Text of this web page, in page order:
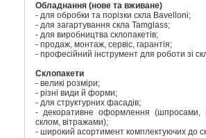
Обладнання (нове та вживане)
- для обробки та порізки скла Bavelloni;
- для загартування скла Tamglass;
- для виробництва склопакетів;
- продаж, монтаж, сервіс, гарантія;
- професійний інструмент для роботи зі
Склопакети
- великі розміри;
- різні види й форми;
- для структурних фасадів;
- декоративне оформлення (шпросами,
склом, вітражами);
- широкий асортимент комплектуючих до